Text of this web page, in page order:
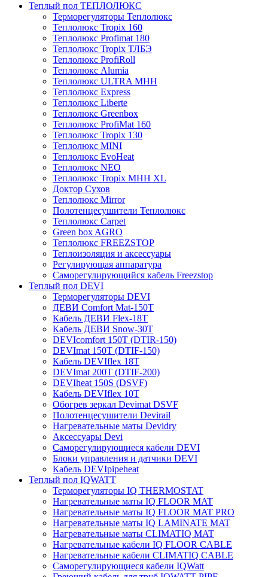
Теплый пол ТЕПЛОЛЮКС
Терморегуляторы Теплолюкс
Теплолюкс Tropix 160
Теплолюкс Profimat 180
Теплолюкс Tropix ТЛБЭ
Теплолюкс ProfiRoll
Теплолюкс Alumia
Теплолюкс ULTRA МНН
Теплолюкс Express
Теплолюкс Liberte
Теплолюкс Greenbox
Теплолюкс ProfiMat 160
Теплолюкс Tropix 130
Теплолюкс MINI
Теплолюкс EvoHeat
Теплолюкс NEO
Теплолюкс Tropix МНН XL
Доктор Сухов
Теплолюкс Mirror
Полотенцесушители Теплолюкс
Теплолюкс Carpet
Green box AGRO
Теплолюкс FREEZSTOP
Теплоизоляция и аксессуары
Регулирующая аппаратура
Cаморегулирующийся кабель Freezstop
Теплый пол DEVI
Терморегуляторы DEVI
ДЕВИ Comfort Mat-150T
Кабель ДЕВИ Flex-18T
Кабель ДЕВИ Snow-30T
DEVIcomfort 150T (DTIR-150)
DEVImat 150T (DTIF-150)
Кабель DEVIflex 18T
DEVImat 200T (DTIF-200)
DEVIheat 150S (DSVF)
Кабель DEVIflex 10T
Обогрев зеркал Devimat DSVF
Полотенцесушители Devirail
Нагревательные маты Devidry
Аксессуары Devi
Саморегулирующиеся кабели DEVI
Блоки управления и датчики DEVI
Кабель DEVIpipeheat
Теплый пол IQWATT
Терморегуляторы IQ THERMOSTAT
Нагревательные маты IQ FLOOR MAT
Нагревательные маты IQ FLOOR MAT PRO
Нагревательные маты IQ LAMINATE MAT
Нагревательные маты CLIMATIQ MAT
Нагревательные кабели IQ FLOOR CABLE
Нагревательные кабели CLIMATIQ CABLE
Саморегулирующиеся кабели IQWatt